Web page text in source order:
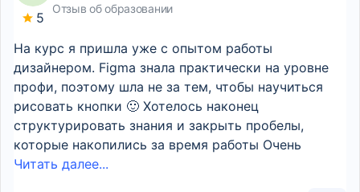
5
Отзыв об образовании
На курс я пришла уже с опытом работы
дизайнером. Figma знала практически на уровне
профи, поэтому шла не за тем, чтобы научиться
рисовать кнопки 🙂 Хотелось наконец
структурировать знания и закрыть пробелы,
которые накопились за время работы Очень
Читать далее...